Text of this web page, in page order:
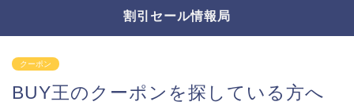
割引セール情報局
クーポン
BUY王のクーポンを探している方へ